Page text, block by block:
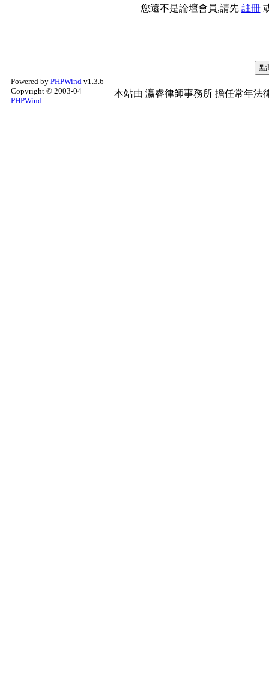
您還不是論壇會員,請先 註冊
Powered by PHPWind v1.3.6
Copyright © 2003-04
PHPWind
本站由 瀛睿律師事務所 擔任常年法